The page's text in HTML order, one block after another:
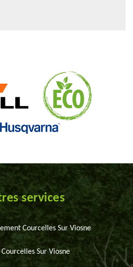
services
Courcelles Sur Viosne
Sur Viosne